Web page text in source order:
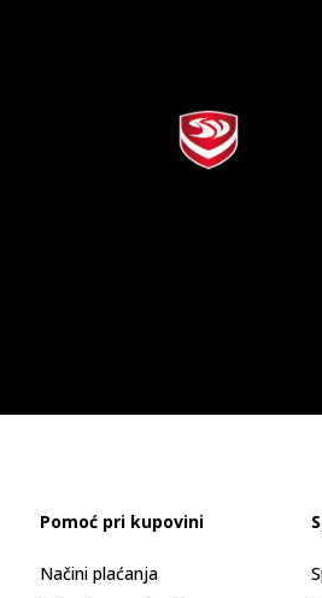
Pomoć pri kupovini
Načini plaćanja